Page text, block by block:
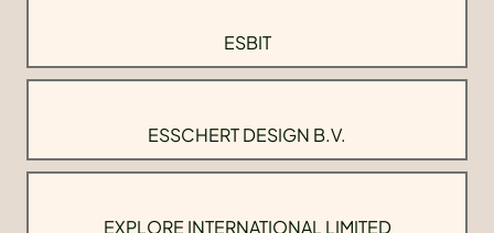
ESBIT
ESSCHERT DESIGN B.V.
EXPLORE INTERNATIONAL LIMITED